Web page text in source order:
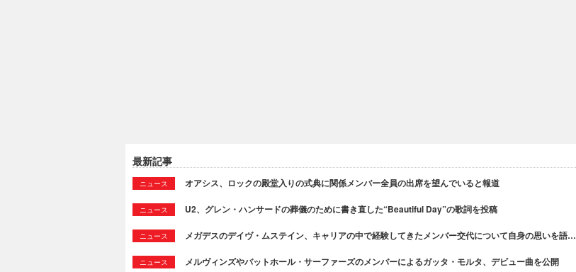
最新記事
ニュース オアシス、ロックの殿堂入りの式典に関係メンバー全員の出席を望んでいると報道
ニュース U2、グレン・ハンサードの葬儀のために書き直した“Beautiful Day”の歌詞を投稿
ニュース メガデスのデイヴ・ムステイン、キャリアの中で経験してきたメンバー交代について自身の思いを語…
ニュース メルヴィンズやバットホール・サーファーズのメンバーによるガッタ・モルタ、デビュー曲を公開